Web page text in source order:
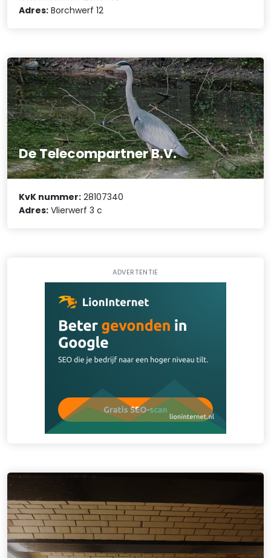
Adres: Borchwerf 12
De Telecompartner B.V.
KvK nummer: 28107340
Adres: Vlierwerf 3 c
ADVERTENTIE